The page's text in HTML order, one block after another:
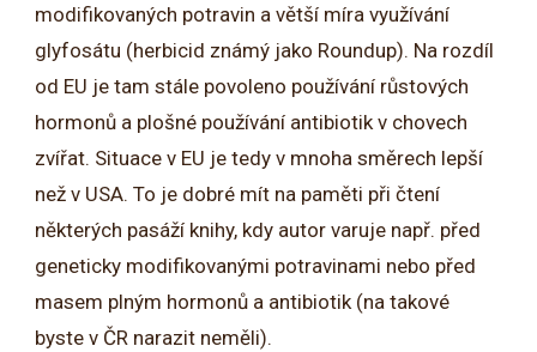
modifikovaných potravin a větší míra využívání
glyfosátu (herbicid známý jako Roundup). Na rozdíl
od EU je tam stále povoleno používání růstových
hormonů a plošné používání antibiotik v chovech
zvířat. Situace v EU je tedy v mnoha směrech lepší
než v USA. To je dobré mít na paměti při čtení
některých pasáží knihy, kdy autor varuje např. před
geneticky modifikovanými potravinami nebo před
masem plným hormonů a antibiotik (na takové
byste v ČR narazit neměli).